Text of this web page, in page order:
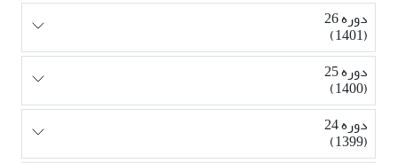
دوره 26
(1401)
دوره 25
(1400)
دوره 24
(1399)